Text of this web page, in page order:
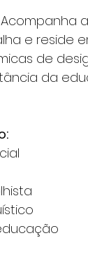
Acompanha
e reside
de
da